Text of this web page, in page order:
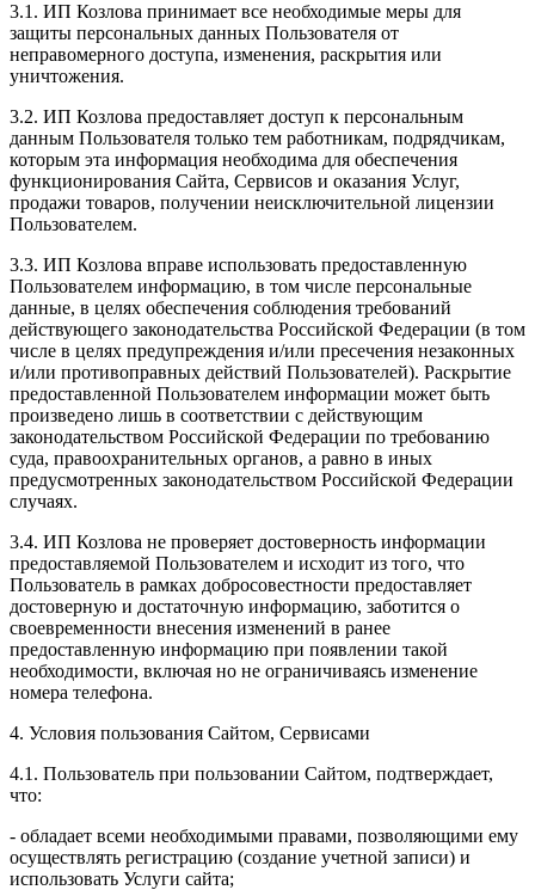
3.1. ИП Козлова принимает все необходимые меры для
защиты персональных данных Пользователя от
неправомерного доступа, изменения, раскрытия или
уничтожения.
3.2. ИП Козлова предоставляет доступ к персональным
данным Пользователя только тем работникам, подрядчикам,
которым эта информация необходима для обеспечения
функционирования Сайта, Сервисов и оказания Услуг,
продажи товаров, получении неисключительной лицензии
Пользователем.
3.3. ИП Козлова вправе использовать предоставленную
Пользователем информацию, в том числе персональные
данные, в целях обеспечения соблюдения требований
действующего законодательства Российской Федерации (в том
числе в целях предупреждения и/или пресечения незаконных
и/или противоправных действий Пользователей). Раскрытие
предоставленной Пользователем информации может быть
произведено лишь в соответствии с действующим
законодательством Российской Федерации по требованию
суда, правоохранительных органов, а равно в иных
предусмотренных законодательством Российской Федерации
случаях.
3.4. ИП Козлова не проверяет достоверность информации
предоставляемой Пользователем и исходит из того, что
Пользователь в рамках добросовестности предоставляет
достоверную и достаточную информацию, заботится о
своевременности внесения изменений в ранее
предоставленную информацию при появлении такой
необходимости, включая но не ограничиваясь изменение
номера телефона.
4. Условия пользования Сайтом, Сервисами
4.1. Пользователь при пользовании Сайтом, подтверждает,
что:
- обладает всеми необходимыми правами, позволяющими ему
осуществлять регистрацию (создание учетной записи) и
использовать Услуги сайта;